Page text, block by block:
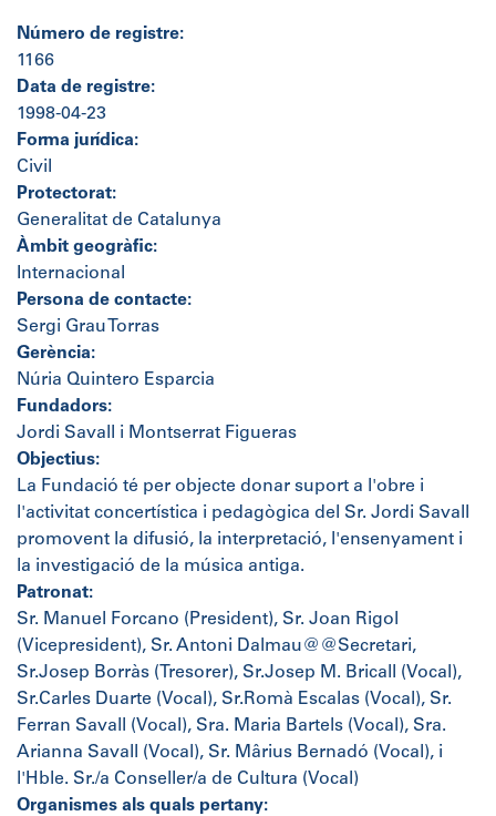
Número de registre:
1166
Data de registre:
1998-04-23
Forma jurídica:
Civil
Protectorat:
Generalitat de Catalunya
Àmbit geogràfic:
Internacional
Persona de contacte:
Sergi Grau Torras
Gerència:
Núria Quintero Esparcia
Fundadors:
Jordi Savall i Montserrat Figueras
Objectius:
La Fundació té per objecte donar suport a l'obre i
l'activitat concertística i pedagògica del Sr. Jordi Savall
promovent la difusió, la interpretació, l'ensenyament i
la investigació de la música antiga.
Patronat:
Sr. Manuel Forcano (President), Sr. Joan Rigol
(Vicepresident), Sr. Antoni Dalmau@@Secretari,
Sr.Josep Borràs (Tresorer), Sr.Josep M. Bricall (Vocal),
Sr.Carles Duarte (Vocal), Sr.Romà Escalas (Vocal), Sr.
Ferran Savall (Vocal), Sra. Maria Bartels (Vocal), Sra.
Arianna Savall (Vocal), Sr. Mârius Bernadó (Vocal), i
l'Hble. Sr./a Conseller/a de Cultura (Vocal)
Organismes als quals pertany: